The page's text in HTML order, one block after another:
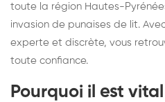
toute la région Hautes-
invasion de punaises de lit.
experte et discrète, vous
toute confiance.
Pourquoi il est